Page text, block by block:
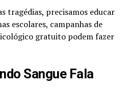
tragédias, precisamos educar
escolares, campanhas de
gratuito podem fazer
Sangue Fala